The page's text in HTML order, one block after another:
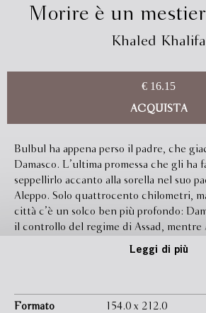
Morire è un
Khaled Khalifa
€ 16.15
ACQUISTA
Bulbul ha appena perso il padre, che
Damasco. L’ultima promessa che gli ha
seppellirlo accanto alla sorella nel suo
Aleppo. Solo quattrocento chilometri,
città c’è un solco ben più profondo:
il controllo del regime di Assad, mentre
presto un compito molto arduo, che
il loro legame, un appiglio di umanità tra
Leggi di più
Formato 154.0 x 212.0